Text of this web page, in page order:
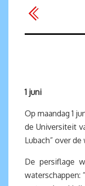
1 juni
Op maandag 1
de Universiteit
Lubach” over
De persiflage
waterschappen: